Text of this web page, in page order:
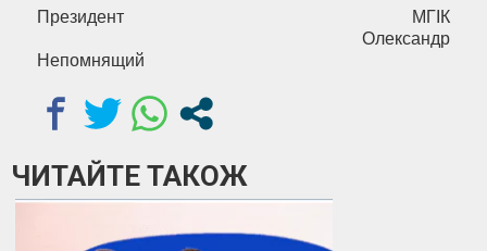
Президент МГІК
Олександр
Непомнящий
ЧИТАЙТЕ ТАКОЖ